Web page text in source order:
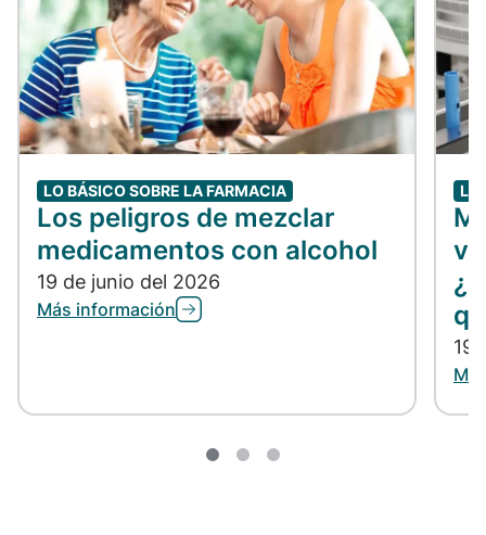
LO BÁSICO SOBRE LA FARMACIA
Los peligros de mezclar
medicamentos con alcohol
19 de junio del 2026
Más información
LO
19